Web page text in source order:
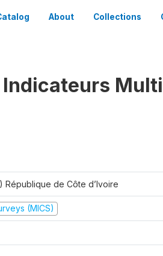
About Collections
Indicateurs
République de Côte d’Ivoire
(MICS)